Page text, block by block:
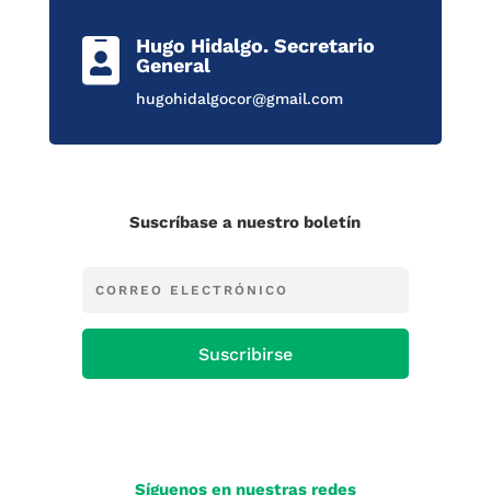

Hugo Hidalgo. Secretario
General
hugohidalgocor@gmail.com
Suscríbase a nuestro boletín
Suscribirse
Síguenos en nuestras redes